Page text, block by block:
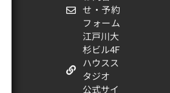
せ・予約
フォーム
江戸川大
杉ビル4F
ハウスス
タジオ
公式サイ